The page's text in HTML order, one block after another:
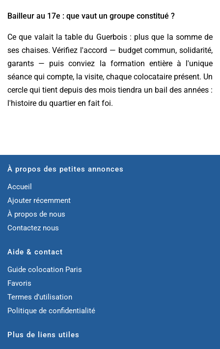
Bailleur au 17e : que vaut un groupe constitué ?
Ce que valait la table du Guerbois : plus que la somme de
ses chaises. Vérifiez l'accord — budget commun, solidarité,
garants — puis conviez la formation entière à l'unique
séance qui compte, la visite, chaque colocataire présent. Un
cercle qui tient depuis des mois tiendra un bail des années :
l'histoire du quartier en fait foi.
À propos des petites annonces
Accueil
Ajouter récemment
À propos de nous
Contactez nous
Aide & contact
Guide colocation Paris
Favoris
Termes d’utilisation
Politique de confidentialité
Plus de liens utiles